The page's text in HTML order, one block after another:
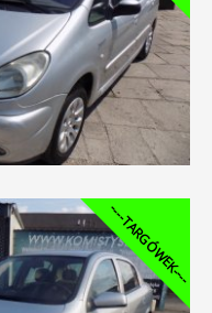
----TARGÓWEK----